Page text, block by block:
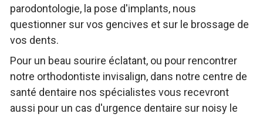
parodontologie, la pose d'implants, nous
questionner sur vos gencives et sur le brossage de
vos dents.
Pour un beau sourire éclatant, ou pour rencontrer
notre orthodontiste invisalign, dans notre centre de
santé dentaire nos spécialistes vous recevront
aussi pour un cas d'urgence dentaire sur noisy le